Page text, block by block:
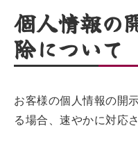
個人情報の
除について
お客様の個人情報の開
る場合、速やかに対応